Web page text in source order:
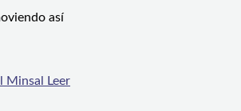
así
Minsal
Leer